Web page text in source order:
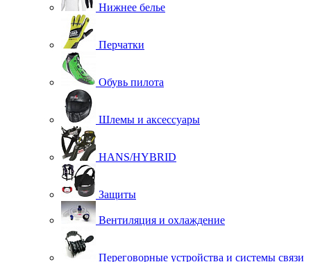
Нижнее белье
Перчатки
Обувь пилота
Шлемы и аксессуары
HANS/HYBRID
Защиты
Вентиляция и охлаждение
Переговорные устройства и системы связи